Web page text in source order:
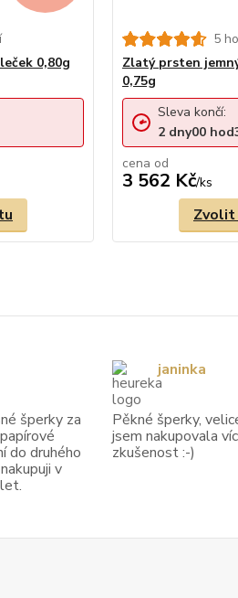
0,80g
5
Zlatý prsten
0,75g
cena od
3 562 Kč/ks
Sleva končí:
2 dny00 hod
Zvolit
šperky za
do druhého
v
Pěkné šperky,
jsem nakupovala
zkušenost :-)
janinka